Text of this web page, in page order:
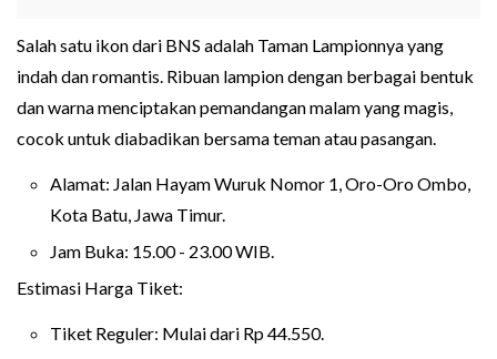
Salah satu ikon dari BNS adalah Taman Lampionnya yang
indah dan romantis. Ribuan lampion dengan berbagai bentuk
dan warna menciptakan pemandangan malam yang magis,
cocok untuk diabadikan bersama teman atau pasangan.
Alamat: Jalan Hayam Wuruk Nomor 1, Oro-Oro Ombo,
Kota Batu, Jawa Timur.
Jam Buka: 15.00 - 23.00 WIB.
Estimasi Harga Tiket:
Tiket Reguler: Mulai dari Rp 44.550.